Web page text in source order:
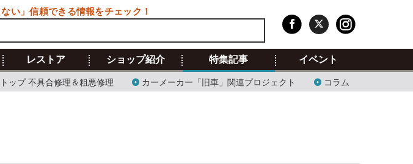
レストア ショップ紹介 特集記事
ップ 不具合修理＆粗悪修理 カーメーカー「旧車」関連プロジェクト コラム
イベント
い」信頼できる情報をチェック！